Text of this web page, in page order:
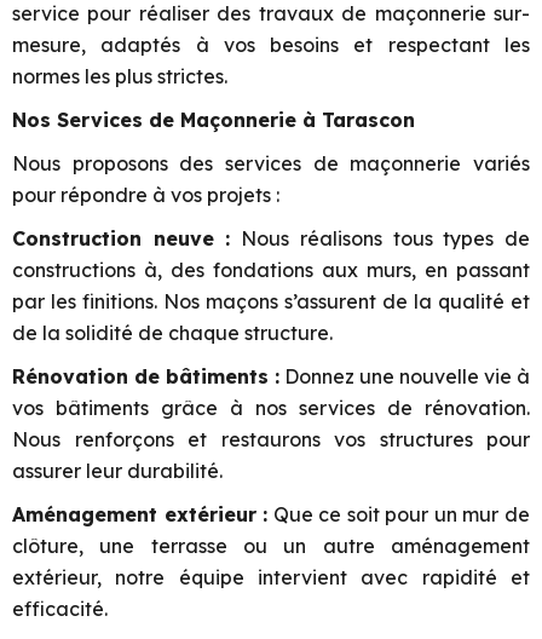
service pour réaliser des travaux de maçonnerie sur-
mesure, adaptés à vos besoins et respectant les
normes les plus strictes.
Nos Services de Maçonnerie à Tarascon
Nous proposons des services de maçonnerie variés
pour répondre à vos projets :
Construction neuve : Nous réalisons tous types de
constructions à, des fondations aux murs, en passant
par les finitions. Nos maçons s’assurent de la qualité et
de la solidité de chaque structure.
Rénovation de bâtiments : Donnez une nouvelle vie à
vos bâtiments grâce à nos services de rénovation.
Nous renforçons et restaurons vos structures pour
assurer leur durabilité.
Aménagement extérieur : Que ce soit pour un mur de
clôture, une terrasse ou un autre aménagement
extérieur, notre équipe intervient avec rapidité et
efficacité.